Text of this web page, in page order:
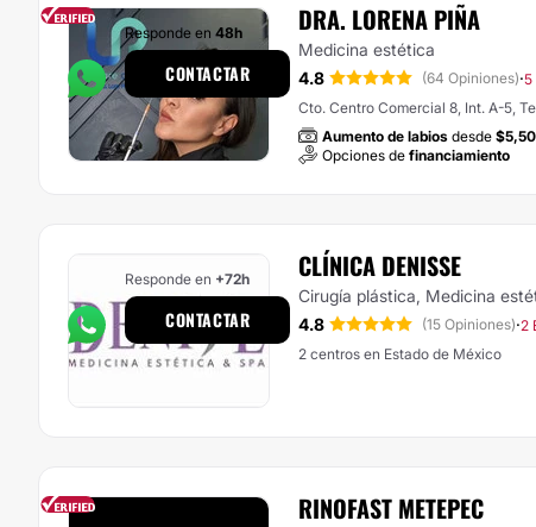
DRA. LORENA PIÑA
Medicina estética
4.8
(64 Opiniones)·5
Cto. Centro Comercial 8, Int. A-5,
Aumento de labios desde
Opciones de financiamiento
Responde en 48h
CONTACTAR
CLÍNICA DENISSE
Cirugía plástica, Medicina
4.8
(15 Opiniones)·2
2 centros en Estado de México
Responde en +72h
CONTACTAR
RINOFAST METEPEC